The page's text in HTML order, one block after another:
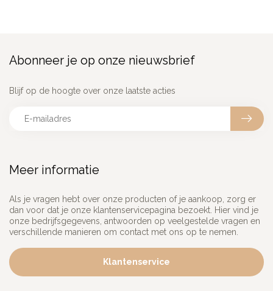
Meer informatie
Als je vragen hebt over onze producten of je aankoop, zorg er
dan voor dat je onze klantenservicepagina bezoekt. Hier vind je
onze bedrijfsgegevens, antwoorden op veelgestelde vragen en
verschillende manieren om contact met ons op te nemen.
Klantenservice
Abonneer je op onze nieuwsbrief
Blijf op de hoogte over onze laatste acties